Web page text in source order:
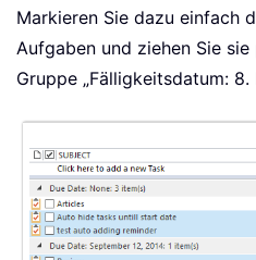
Markieren Sie dazu einfach
Aufgaben und ziehen Sie
Gruppe „Fälligkeitsdatum: 8.